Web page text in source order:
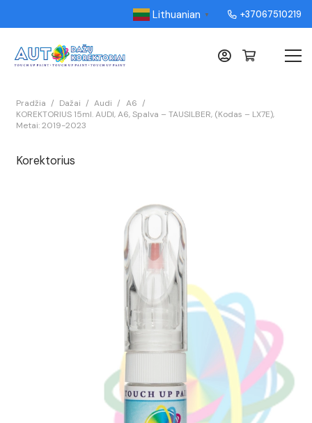
Lithuanian ▼ +37067510219
Pradžia / Dažai / Audi / A6 /
KOREKTORIUS 15ml. AUDI, A6, Spalva – TAUSILBER, (Kodas – LX7E),
Metai: 2019-2023
Korektorius